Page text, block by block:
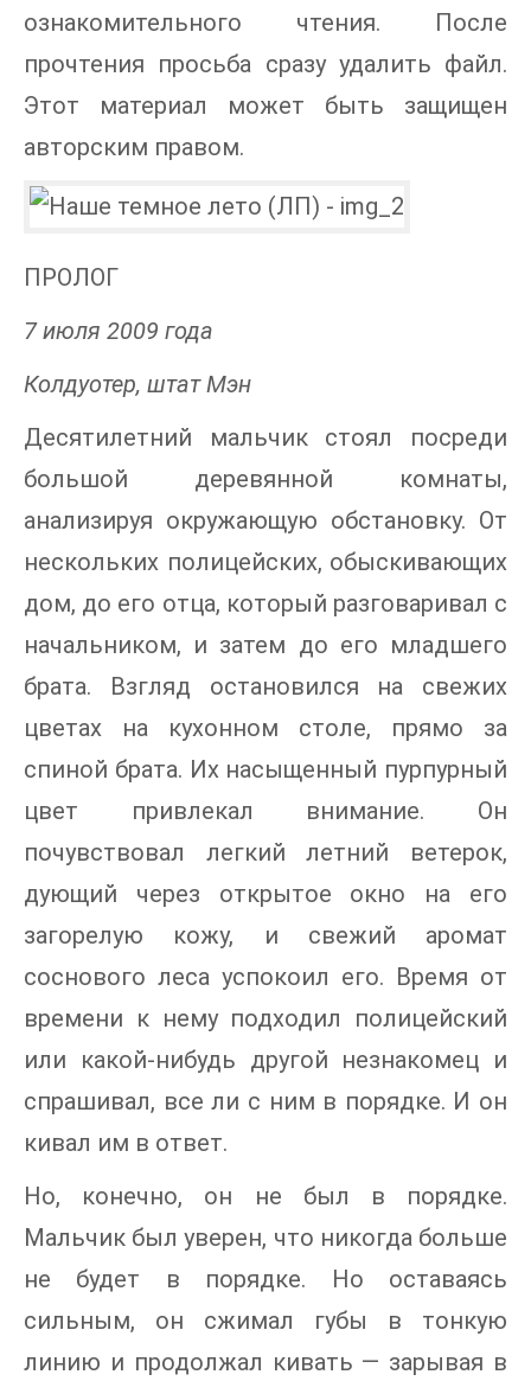
ознакомительного чтения. После
прочтения просьба сразу удалить файл.
Этот материал может быть защищен
авторским правом.
ПРОЛОГ
7 июля 2009 года
Колдуотер, штат Мэн
Десятилетний мальчик стоял посреди
большой деревянной комнаты,
анализируя окружающую обстановку. От
нескольких полицейских, обыскивающих
дом, до его отца, который разговаривал с
начальником, и затем до его младшего
брата. Взгляд остановился на свежих
цветах на кухонном столе, прямо за
спиной брата. Их насыщенный пурпурный
цвет привлекал внимание. Он
почувствовал легкий летний ветерок,
дующий через открытое окно на его
загорелую кожу, и свежий аромат
соснового леса успокоил его. Время от
времени к нему подходил полицейский
или какой-нибудь другой незнакомец и
спрашивал, все ли с ним в порядке. И он
кивал им в ответ.
Но, конечно, он не был в порядке.
Мальчик был уверен, что никогда больше
не будет в порядке. Но оставаясь
сильным, он сжимал губы в тонкую
линию и продолжал кивать — зарывая в